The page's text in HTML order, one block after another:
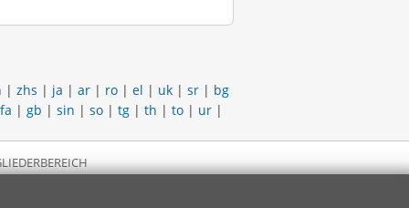
| zhs | ja | ar | ro | el | uk | sr | bg
fa | gb | sin | so | tg | th | to | ur |